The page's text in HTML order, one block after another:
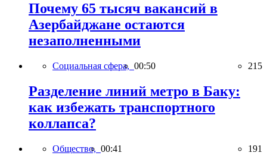
Почему 65 тысяч вакансий в
Азербайджане остаются
незаполненными
Социальная сфера, 00:50 215
Разделение линий метро в Баку:
как избежать транспортного
коллапса?
Общество, 00:41 191